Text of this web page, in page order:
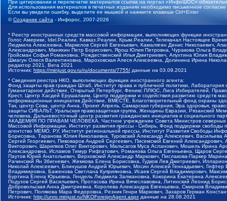
При цитировании и перепечатке материалов ссылка на портал «ИнфоШОС»
Для использования материалов в печатных изданиях необходимо письменное
Если вы увидели ошибку, выделите ее мышкой и нажмите клавиши Ctrl+Enter
©Создание сайта - Инфорос, 2007-2026
* Реестр иностранных средств массовой информации, выполняющих функции
Голос Америки, Idel.Реалии, Кавказ.Реалии, Крым.Реалии, Телеканал Настоящее
Людмила Алексеевна, Маркелов Сергей Евгеньевич, Камалягин Денис Николаевич,
Александрович, Маняхин Петр Борисович, Ярош Юлия Петровна, Чуракова Ольга
Гройсман Софья Романовна, Рождественский Илья Дмитриевич, Апухтина Юлия
Шмагун Олеся Валентиновна, Мароховская Алеся Алексеевна, Долинина Ирина
редактор 2021, Вега 2021
Источник: https://minjust.gov.ru/ru/documents/7755/ данные на 03.09.2021
* Сведения реестра НКО, выполняющих функции иностранного агента:
Фонд защиты прав граждан Штаб, Институт права и публичной политики,
Гуманитарное действие, Открытый Петербург, Феникс ПЛЮС, Лига Избирателей,
Крест, Центр Хасдей Ерушалаим, Центр поддержки и содействия развитию средств
информационных инициатив Действие, ВМЕСТЕ, Благотворительный фонд охраны
Так, центр Сова, центр Анна, Проект Апрель, Самарская губерния, Эра здоровья,
защиты СИБАЛЬТ, Уральская правозащитная группа, Женщины Евразии, Рязанский
человека, Дальневосточный центр развития гражданских инициатив и социального
АКАДЕМИЯ ПО ПРАВАМ ЧЕЛОВЕКА, Частное учреждение Совета Министров северных
Массовой Информации, Институт развития прессы - Сибирь, Фонд поддержки
агентство МЕМО. РУ, Институт региональной прессы, Институт Развития Свободы
Борисовна, Таранова Юлия Николаевна, Туровский Александр Алексеевич,
Сергей Георгиевич, Пивоваров Андрей Сергеевич, Писемский Евгений
Викторович, Шарипков Олег Викторович, Мальсагов Муса Асланович, Мошель Ирина
Александровна, Исламов Тимур Рифгатович, Романова Ольга Евгеньевна, Щаров
Паутов Юрий Анатольевич, Верховский Александр Маркович, Пислакова-Паркер
Рачинский Ян Збигневич, Жемкова Елена Борисовна, Гудков Лев Дмитриевич,
Николай Алексеевич, Блинушов Андрей Юрьевич, Мосин Алексей Геннадьевич,
Владимировна, Баженова Светлана Куприяновна, Исаев Сергей Владимирович,
Буртина Елена Юрьевна, Гендель Людмила Залмановна, Кокорина Екатерина
Подузов Сергей Васильевич, Протасова Ирина Вячеславовна, Литинский Леонид
Добровольская Анна Дмитриевна, Королева Александра Евгеньевна, Смирнов
Петрович, Полякова Мара Федоровна, Резник Генри Маркович, Захаров Герман
Источник: http://unro.minjust.ru/NKOForeignAgent.aspx данные на 28.08.2021